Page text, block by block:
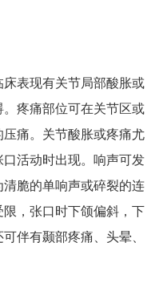
表现有关节局部酸胀或
疼痛部位可在关节区或
痛。关节酸胀或疼痛尤
活动时出现。响声可发
脆的单响声或碎裂的连
，张口时下颌偏斜，下
伴有颞部疼痛、头晕、